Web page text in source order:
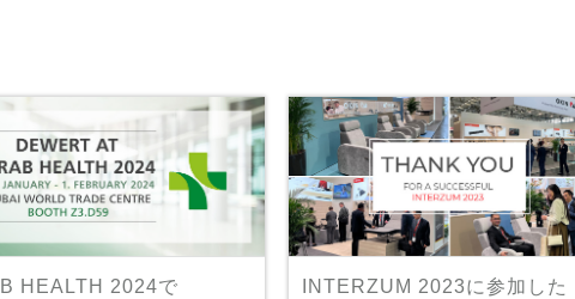
HEALTH 2024で
INTERZUM 2023に参加した